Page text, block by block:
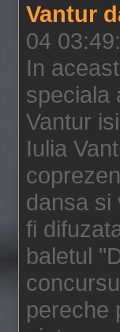
Vantur
04
In
speciala
Vantur
Iulia
dansa si
fi
baletul
pereche